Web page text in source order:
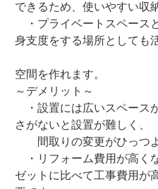
できるため、使いやすい収
・プライベートスペース
身支度をする場所としても
機
空間を作れます。
～デメリット～
・設置には広いスペース
さがないと設置が難しく、
間取りの変更がひっつ
・リフォーム費用が高く
ゼットに比べて工事費用が